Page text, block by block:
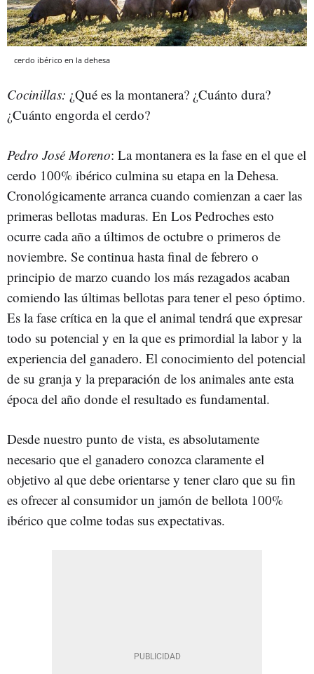
cerdo ibérico en la dehesa
Cocinillas: ¿Qué es la montanera? ¿Cuánto dura?
¿Cuánto engorda el cerdo?
Pedro José Moreno: La montanera es la fase en el que el
cerdo 100% ibérico culmina su etapa en la Dehesa.
Cronológicamente arranca cuando comienzan a caer las
primeras bellotas maduras. En Los Pedroches esto
ocurre cada año a últimos de octubre o primeros de
noviembre. Se continua hasta final de febrero o
principio de marzo cuando los más rezagados acaban
comiendo las últimas bellotas para tener el peso óptimo.
Es la fase crítica en la que el animal tendrá que expresar
todo su potencial y en la que es primordial la labor y la
experiencia del ganadero. El conocimiento del potencial
de su granja y la preparación de los animales ante esta
época del año donde el resultado es fundamental.
Desde nuestro punto de vista, es absolutamente
necesario que el ganadero conozca claramente el
objetivo al que debe orientarse y tener claro que su fin
es ofrecer al consumidor un jamón de bellota 100%
ibérico que colme todas sus expectativas.